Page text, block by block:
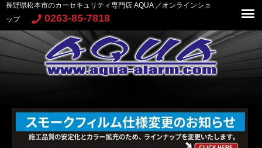
長野県松本市のカーセキュリティ専門店 AQUA ／オンラインショ
ップ
0263-85-7818